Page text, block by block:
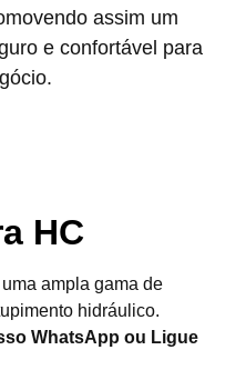
assim um
e confortável para
HC
ampla gama de
hidráulico.
WhatsApp ou Ligue